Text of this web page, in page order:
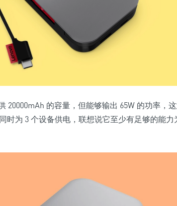
20000mAh 的容量，但能够输出 65W 的功率，
时为 3 个设备供电，联想说它至少有足够的能力